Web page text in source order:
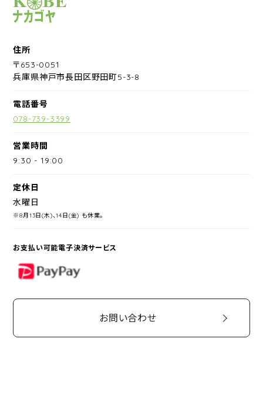
住所
〒653-0051
兵庫県神戸市長田区野田町5-3-8
電話番号
078-739-3399
営業時間
9:30 -19:00
定休日
水曜日
※8月13日(木)、14日(金) も休業。
お支払い可能電子決済サービス
PayPay
お問い合わせ